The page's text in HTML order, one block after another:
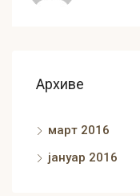
Архиве
март 2016
јануар 2016